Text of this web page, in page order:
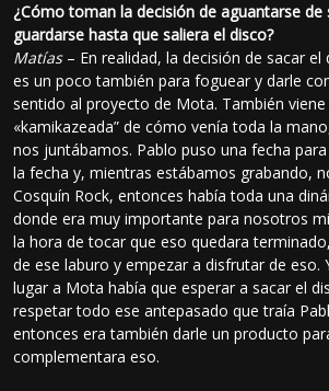
¿Cómo toman la decisión de aguantarse de
guardarse hasta que saliera el disco?
Matías– En realidad, la decisión de sacar
es un poco también para foguear y darle
sentido al proyecto de Mota. También
«kamikazeada” de cómo venía toda la
nos juntábamos. Pablo puso una fecha
la fecha y, mientras estábamos grabando,
Cosquín Rock, entonces había toda una
donde era muy importante para nosotros
la hora de tocar que eso quedara
de ese laburo y empezar a disfrutar de eso.
lugar a Mota había que esperar a sacar el
respetar todo ese antepasado que traía
entonces era también darle un producto
complementara eso.